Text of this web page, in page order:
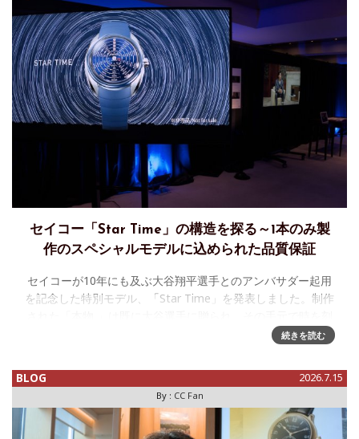
セイコー「Star Time」の構造を探る～1本のみ製
作のスペシャルモデルに込められた品質保証
セイコーが10年にも及ぶ大谷翔平選手とのアンバサダー起用
を記念した特別モデル、「Star Time」を発表しました。制作
んでいるそうですが、試作(マスターサンプル)を使った特別展
続きを読む
BLOG 2026.7.15
By : CC Fan